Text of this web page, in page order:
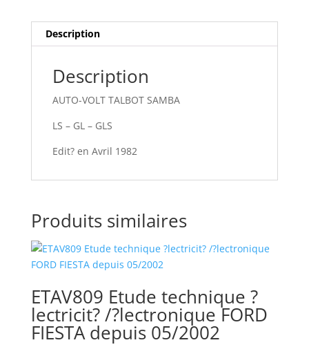
Description
Description
AUTO-VOLT TALBOT SAMBA
LS – GL – GLS
Edit? en Avril 1982
Produits similaires
ETAV809 Etude technique ?
lectricit? /?lectronique FORD
FIESTA depuis 05/2002